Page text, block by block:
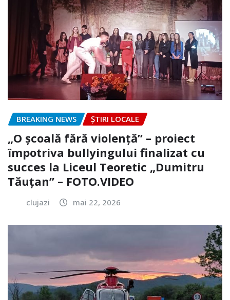
BREAKING NEWS ȘTIRI LOCALE
„O școală fără violență” – proiect
împotriva bullyingului finalizat cu
succes la Liceul Teoretic „Dumitru
Tăuțan” – FOTO.VIDEO
clujazi mai 22, 2026